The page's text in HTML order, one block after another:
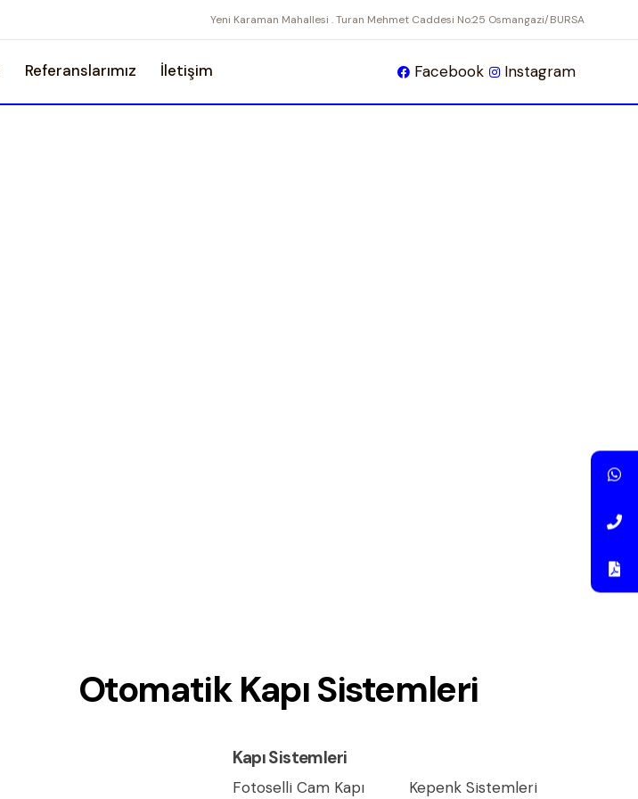
Yeni Karaman Mahallesi . Turan Mehmet Caddesi No:25 Osmangazi/BURSA
Referanslarımız İletişim Facebook Instagram
Otomatik Kapı Sistemleri
Kapı Sistemleri
Fotoselli Cam Kapı Kepenk Sistemleri